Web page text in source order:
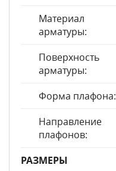
Материал
арматуры:
Поверхность
арматуры:
Форма плафона:
Направление
плафонов:
РАЗМЕРЫ